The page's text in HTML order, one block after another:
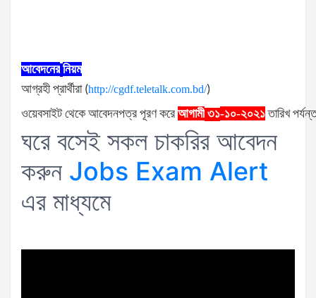
আবেদনের নিয়ম
আগ্রহী প্রার্থীরা(http://cgdf.teletalk.com.bd/)
ওয়েবসাইট থেকে আবেদনপত্র পূরণ করে আগামী ৩১-১০-২০২১ তারিখ
ঘরে বসেই সকল চাকরির আবেদন
করুন Jobs Exam Alert
এর মাধ্যমে